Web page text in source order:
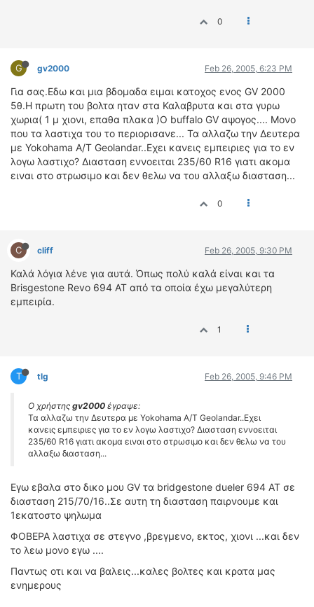
0
G gv2000 Feb 26, 2005, 6:23 PM
Για σας.Εδω και μια βδομαδα ειμαι κατοχος ενος GV 2000
5θ.Η πρωτη του βολτα ηταν στα Καλαβρυτα και στα γυρω
χωρια( 1 μ χιονι, επαθα πλακα )Ο buffalo GV αψογος.... Μονο
που τα λαστιχα του το περιορισανε... Τα αλλαζω την Δευτερα
με Yokohama A/T Geolandar..Εχει κανεις εμπειριες για το εν
λογω λαστιχο? Διασταση εννοειται 235/60 R16 γιατι ακομα
ειναι στο στρωσιμο και δεν θελω να του αλλαξω διασταση...
0
C cliff Feb 26, 2005, 9:30 PM
Καλά λόγια λένε για αυτά. Όπως πολύ καλά είναι και τα
Brisgestone Revo 694 ΑΤ από τα οποία έχω μεγαλύτερη
εμπειρία.
1
T tlg Feb 26, 2005, 9:46 PM
Ο χρήστης gv2000 έγραψε:
Τα αλλαζω την Δευτερα με Yokohama A/T Geolandar..Εχει
κανεις εμπειριες για το εν λογω λαστιχο? Διασταση εννοειται
235/60 R16 γιατι ακομα ειναι στο στρωσιμο και δεν θελω να του
αλλαξω διασταση...
Εγω εβαλα στο δικο μου GV τα bridgestone dueler 694 AT σε
διασταση 215/70/16..Σε αυτη τη διασταση παιρνουμε και
1εκατοστο ψηλωμα
ΦΟΒΕΡΑ λαστιχα σε στεγνο ,βρεγμενο, εκτος, χιονι ...και δεν
το λεω μονο εγω ....
Παντως οτι και να βαλεις...καλες βολτες και κρατα μας
ενημερους
ΔΙΕΘΝΕΙΣ ΑΓΩΝΕΣ
ΤΙΜΕΣ
4T CLASSIC
ΜΟΝΤΕΛΑ
ΚΑΤΑΣΚΕΥΑΣΤΕΣ
ΠΩΛΗΣΕΙΣ
ΠΡΟΣΦΟΡΕΣ
ΕΠΙΚΑΙΡΟΤΗΤΑ
ΑΓΩΝΕΣ
CLASSIC
ΑΡΧΕΙΟ ΤΕΥΧΩΝ